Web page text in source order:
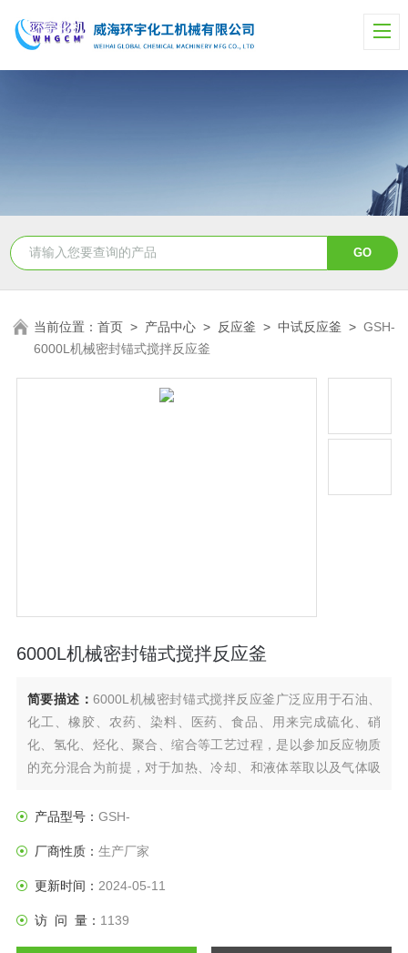
当前位置：首页 > 产品中心 > 反应釜 >中试反应釜 >GSH-
6000L机械密封锚式搅拌反应釜
6000L机械密封锚式搅拌反应釜
简要描述：6000L机械密封锚式搅拌反应釜广泛应用于石油、
化工、橡胶、农药、染料、医药、食品、用来完成硫化、硝
化、氢化、烃化、聚合、缩合等工艺过程，是以参加反应物质
的充分混合为前提，对于加热、冷却、和液体萃取以及气体吸
是化工，制药等行业理想的所需设备。
产品型号： GSH-
厂商性质： 生产厂家
更新时间： 2024-05-11
访 问 量： 1139